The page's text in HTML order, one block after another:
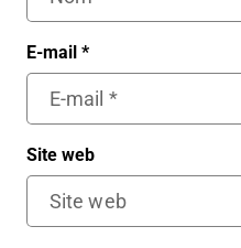
E-mail *
Site web